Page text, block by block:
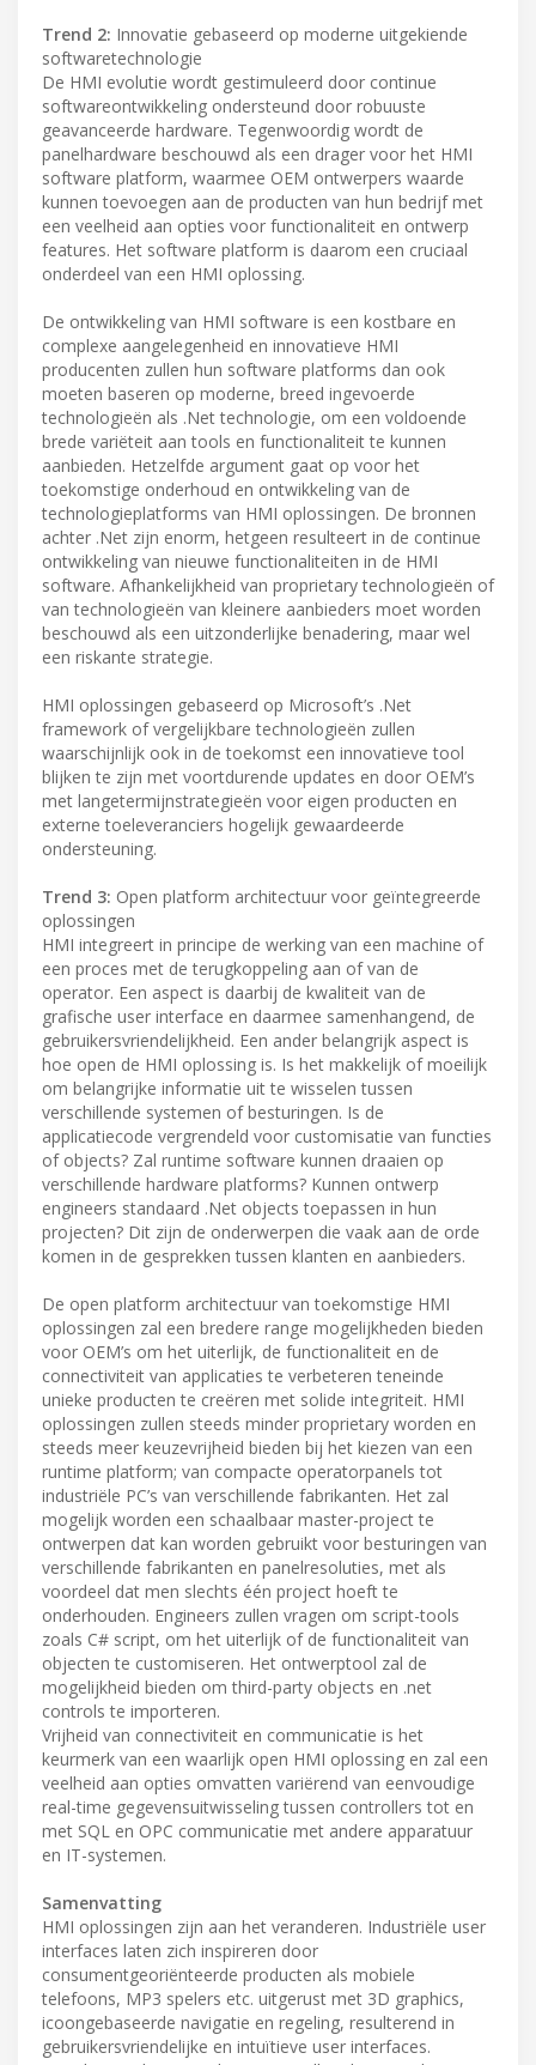
Trend 2: Innovatie gebaseerd op moderne uitgekiende
softwaretechnologie
De HMI evolutie wordt gestimuleerd door continue
softwareontwikkeling ondersteund door robuuste
geavanceerde hardware. Tegenwoordig wordt de
panelhardware beschouwd als een drager voor het HMI
software platform, waarmee OEM ontwerpers waarde
kunnen toevoegen aan de producten van hun bedrijf met
een veelheid aan opties voor functionaliteit en ontwerp
features. Het software platform is daarom een cruciaal
onderdeel van een HMI oplossing.
De ontwikkeling van HMI software is een kostbare en
complexe aangelegenheid en innovatieve HMI
producenten zullen hun software platforms dan ook
moeten baseren op moderne, breed ingevoerde
technologieën als .Net technologie, om een voldoende
brede variëteit aan tools en functionaliteit te kunnen
aanbieden. Hetzelfde argument gaat op voor het
toekomstige onderhoud en ontwikkeling van de
technologieplatforms van HMI oplossingen. De bronnen
achter .Net zijn enorm, hetgeen resulteert in de continue
ontwikkeling van nieuwe functionaliteiten in de HMI
software. Afhankelijkheid van proprietary technologieën of
van technologieën van kleinere aanbieders moet worden
beschouwd als een uitzonderlijke benadering, maar wel
een riskante strategie.
HMI oplossingen gebaseerd op Microsoft’s .Net
framework of vergelijkbare technologieën zullen
waarschijnlijk ook in de toekomst een innovatieve tool
blijken te zijn met voortdurende updates en door OEM’s
met langetermijnstrategieën voor eigen producten en
externe toeleveranciers hogelijk gewaardeerde
ondersteuning.
Trend 3: Open platform architectuur voor geïntegreerde
oplossingen
HMI integreert in principe de werking van een machine of
een proces met de terugkoppeling aan of van de
operator. Een aspect is daarbij de kwaliteit van de
grafische user interface en daarmee samenhangend, de
gebruikersvriendelijkheid. Een ander belangrijk aspect is
hoe open de HMI oplossing is. Is het makkelijk of moeilijk
om belangrijke informatie uit te wisselen tussen
verschillende systemen of besturingen. Is de
applicatiecode vergrendeld voor customisatie van functies
of objects? Zal runtime software kunnen draaien op
verschillende hardware platforms? Kunnen ontwerp
engineers standaard .Net objects toepassen in hun
projecten? Dit zijn de onderwerpen die vaak aan de orde
komen in de gesprekken tussen klanten en aanbieders.
De open platform architectuur van toekomstige HMI
oplossingen zal een bredere range mogelijkheden bieden
voor OEM’s om het uiterlijk, de functionaliteit en de
connectiviteit van applicaties te verbeteren teneinde
unieke producten te creëren met solide integriteit. HMI
oplossingen zullen steeds minder proprietary worden en
steeds meer keuzevrijheid bieden bij het kiezen van een
runtime platform; van compacte operatorpanels tot
industriële PC’s van verschillende fabrikanten. Het zal
mogelijk worden een schaalbaar master-project te
ontwerpen dat kan worden gebruikt voor besturingen van
verschillende fabrikanten en panelresoluties, met als
voordeel dat men slechts één project hoeft te
onderhouden. Engineers zullen vragen om script-tools
zoals C# script, om het uiterlijk of de functionaliteit van
objecten te customiseren. Het ontwerptool zal de
mogelijkheid bieden om third-party objects en .net
controls te importeren.
Vrijheid van connectiviteit en communicatie is het
keurmerk van een waarlijk open HMI oplossing en zal een
veelheid aan opties omvatten variërend van eenvoudige
real-time gegevensuitwisseling tussen controllers tot en
met SQL en OPC communicatie met andere apparatuur
en IT-systemen.
Samenvatting
HMI oplossingen zijn aan het veranderen. Industriële user
interfaces laten zich inspireren door
consumentgeoriënteerde producten als mobiele
telefoons, MP3 spelers etc. uitgerust met 3D graphics,
icoongebaseerde navigatie en regeling, resulterend in
gebruikersvriendelijke en intuïtieve user interfaces.